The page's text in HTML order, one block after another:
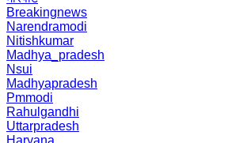
Breakingnews
Narendramodi
Nitishkumar
Madhya_pradesh
Nsui
Madhyapradesh
Pmmodi
Rahulgandhi
Uttarpradesh
Haryana